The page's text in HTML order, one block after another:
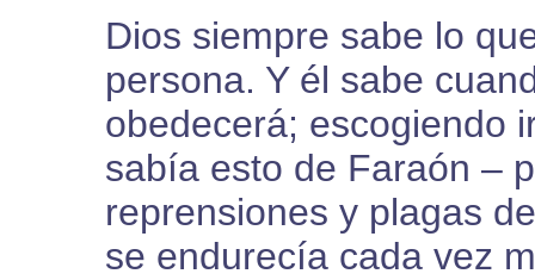
Dios siempre sabe lo
persona. Y él sabe
obedecerá; escogiendo
sabía esto de Faraón –
reprensiones y plagas
se endurecía cada vez